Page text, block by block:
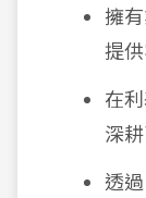
擁
提
在
深
透